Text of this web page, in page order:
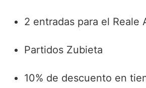
2 entradas para el Reale
Partidos Zubieta
10% de descuento en